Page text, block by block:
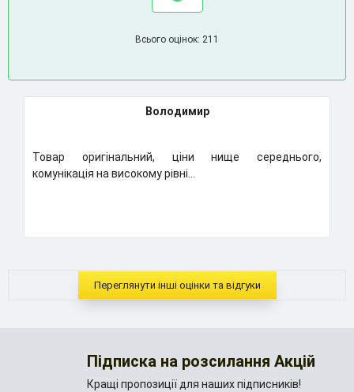
Всього оцінок: 211
Володимир
Товар оригінальний, ціни нище середнього,
комунікація на високому рівні...
Переглянути інші оцінки та відгуки
Підписка на розсилання Акцій
Кращі пропозиції для наших підписників!